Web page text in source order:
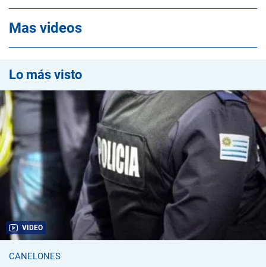
Mas videos
Lo más visto
VIDEO
CANELONES